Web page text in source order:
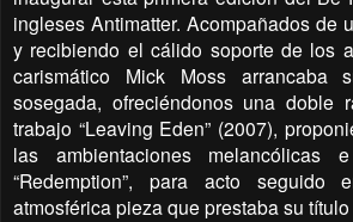
ingleses Antimatter. Acompañados de
y recibiendo el cálido soporte de los
carismático Mick Moss arrancaba
sosegada, ofreciéndonos una doble
trabajo “Leaving Eden” (2007),
las ambientaciones melancólicas
“Redemption”, para acto seguido
atmosférica pieza que prestaba su